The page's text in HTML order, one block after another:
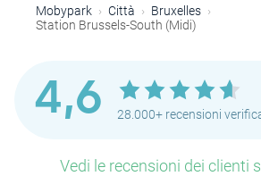
Mobypark Città
Bruxelles
Station Brussels-South (Midi)
4,6 28.000+ recensioni
Vedi le recensioni dei clienti
P